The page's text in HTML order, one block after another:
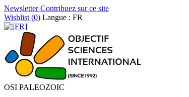
NewsletterContribuez sur ce site
Wishlist (0) Langue : FR
OSI PALEOZOIC